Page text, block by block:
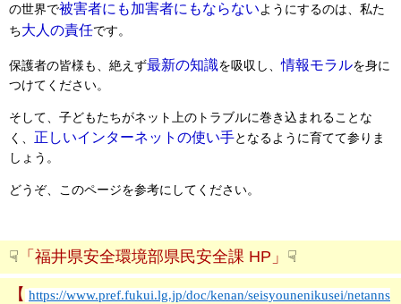
の世界で被害者にも加害者にもならないようにするのは、私た
ち大人の責任です。
保護者の皆様も、絶えず最新の知識を吸収し、情報モラルを身に
つけてください。
そして、子どもたちがネット上のトラブルに巻き込まれることな
く、 正しいインターネットの使い手となるように育てて参りま
しょう。
どうぞ、このページを参考にしてください。
☟ 「福井県安全環境部県民安全課 HP」 ☟
【 https://www.pref.fukui.lg.jp/doc/kenan/seisyounenikusei/netanns